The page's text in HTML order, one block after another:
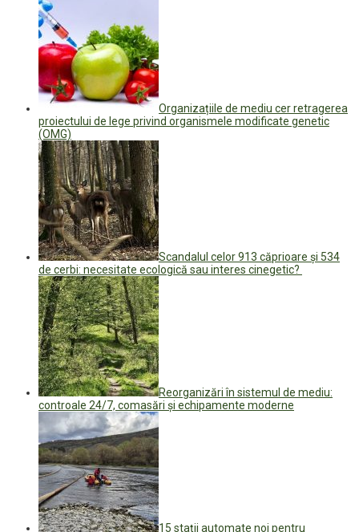
Organizațiile de mediu cer retragerea
proiectului de lege privind organismele modificate genetic
(OMG)
Scandalul celor 913 căprioare și 534
de cerbi: necesitate ecologică sau interes cinegetic?
Reorganizări în sistemul de mediu:
controale 24/7, comasări și echipamente moderne
15 stații automate noi pentru